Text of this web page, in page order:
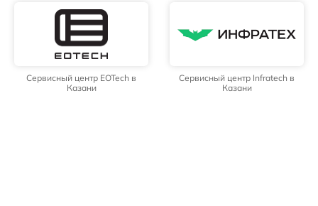
Сервисный центр EOTech в
Казани
Сервисный центр Infratech в
Казани